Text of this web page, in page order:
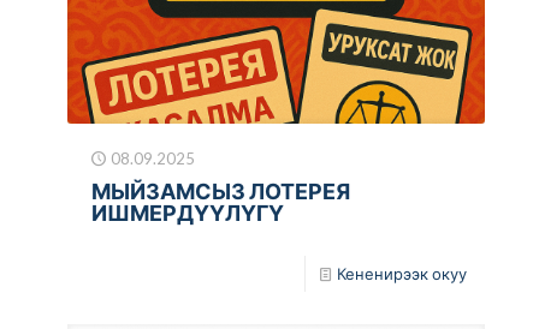
08.09.2025
МЫЙЗАМСЫЗ ЛОТЕРЕЯ
ИШМЕРДҮҮЛҮГҮ
Кененирээк окуу